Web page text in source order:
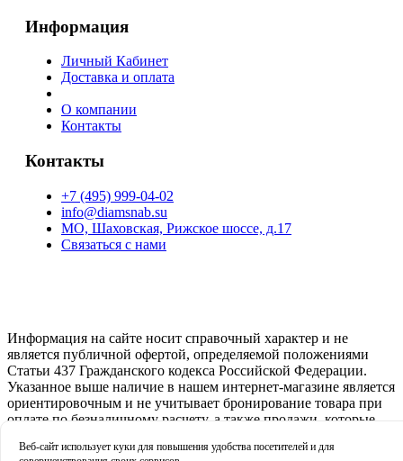
Информация
Личный Кабинет
Доставка и оплата
О компании
Контакты
Контакты
+7 (495) 999-04-02
info@diamsnab.su
МО, Шаховская, Рижское шоссе, д.17
Связаться с нами
Информация на сайте носит справочный характер и не
является публичной офертой, определяемой положениями
Статьи 437 Гражданского кодекса Российской Федерации.
Указанное выше наличие в нашем интернет-магазине является
ориентировочным и не учитывает бронирование товара при
оплате по безналичному расчету, а также продажи, которые
можете оставить заявку на резерв товара оформив заказ на
Веб-сайт использует куки для повышения удобства посетителей и для